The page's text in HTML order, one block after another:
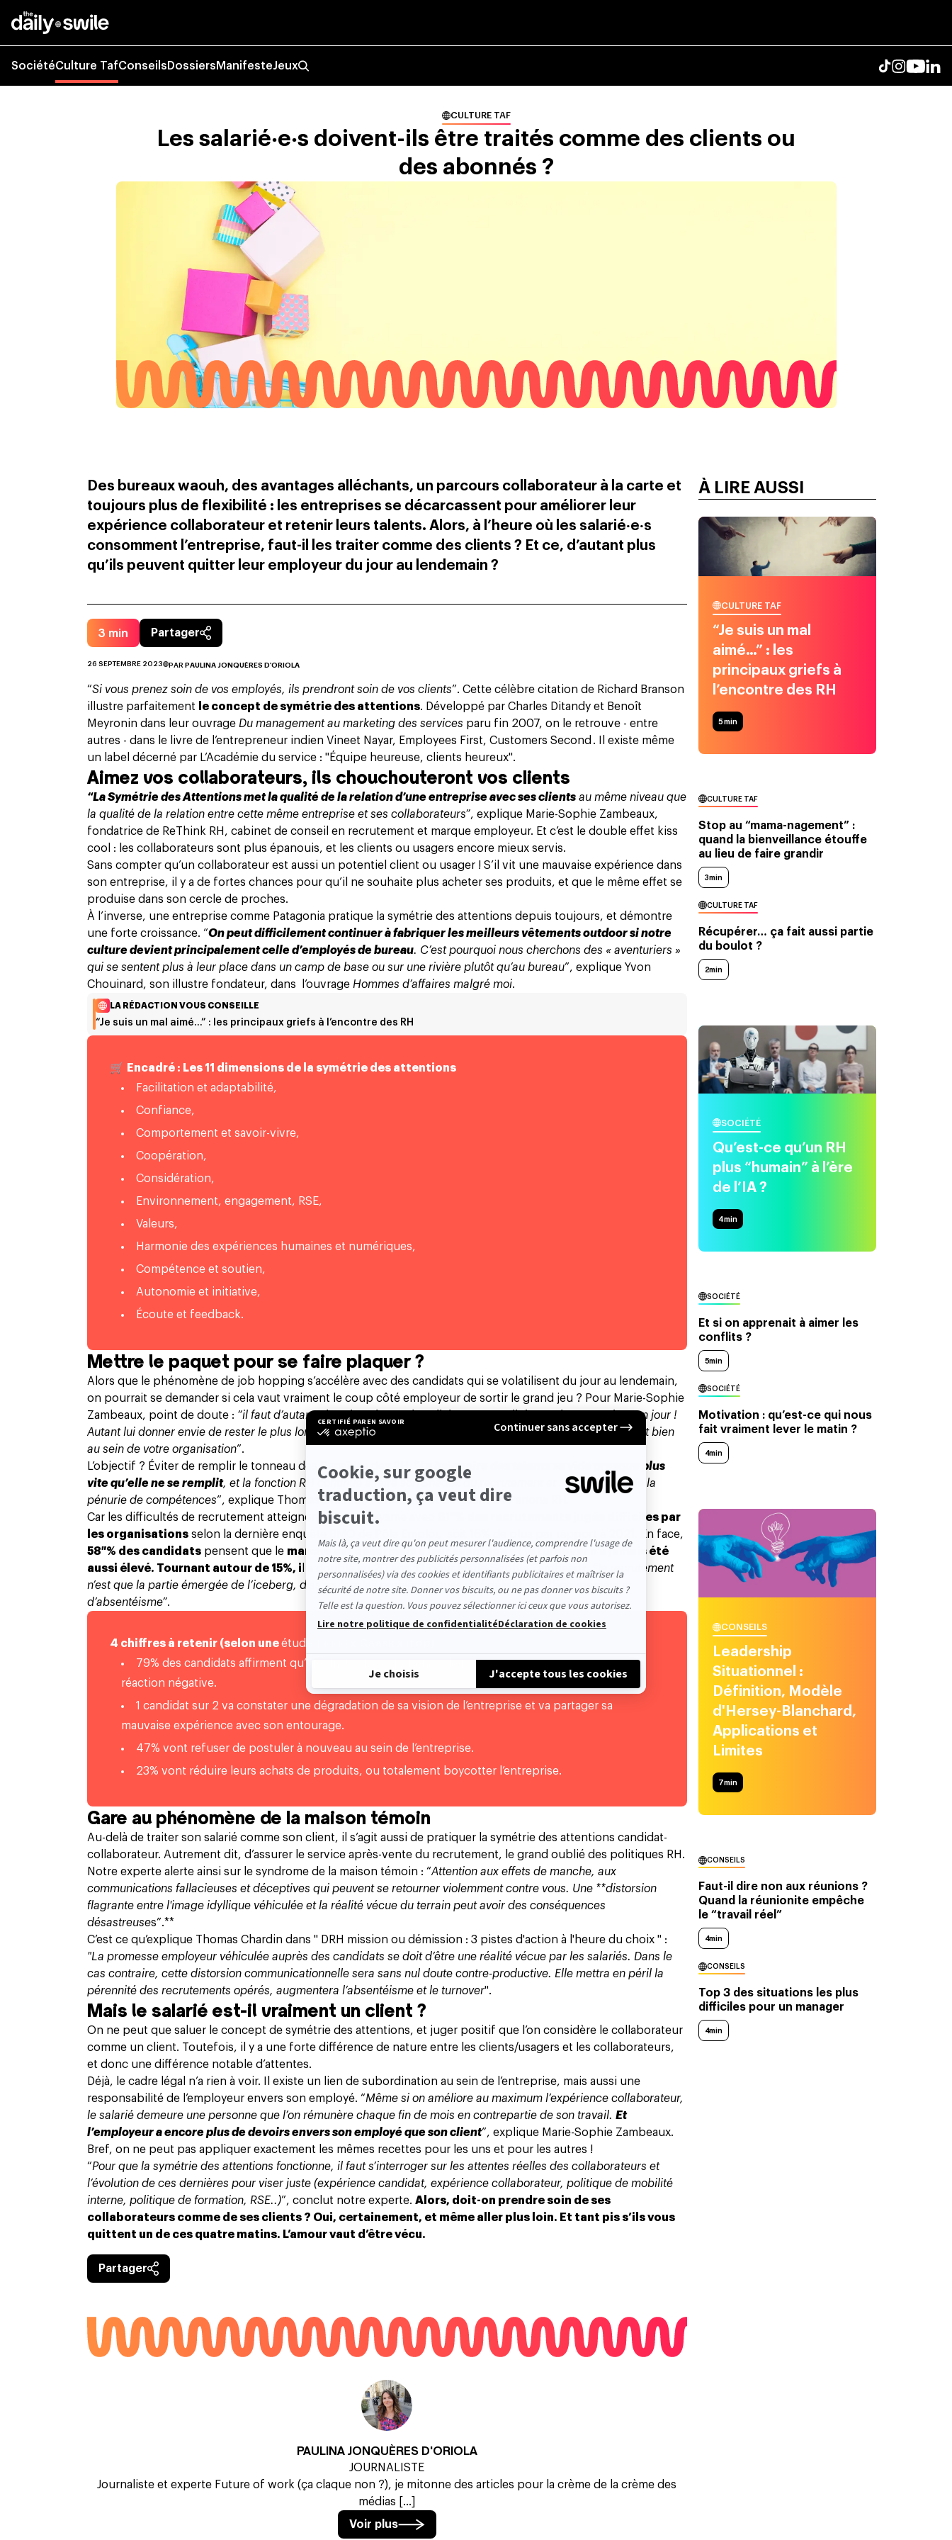
SociétéCulture TafConseils Dossiers ManifesteJeux
CULTURE TAF
Les salarié‧e‧s doivent-ils être traités comme des clients ou
des abonnés ?
Des bureaux waouh, des avantages alléchants, un parcours collaborateur à la carte et
toujours plus de flexibilité : les entreprises se décarcassent pour améliorer leur
expérience collaborateur et retenir leurs talents. Alors, à l’heure où les salarié‧e‧s
consomment l’entreprise, faut-il les traiter comme des clients ? Et ce, d’autant plus
qu’ils peuvent quitter leur employeur du jour au lendemain ?
3 min Partager
26 SEPTEMBRE 2023 PAR PAULINA JONQUÈRES D'ORIOLA
“Si vous prenez soin de vos employés, ils prendront soin de vos clients”. Cette célèbre citation de Richard Branson
illustre parfaitement
le concept de symétrie des attentions. Développé par Charles Ditandy et Benoît
Meyronin dans leur ouvrage Du management au marketing des services paru fin 2007, on le retrouve - entre
autres - dans le livre de l’entrepreneur indien Vineet Nayar, Employees First, Customers Second . Il existe même
un label décerné par L’Académie du service : "Équipe heureuse, clients heureux".
Aimez vos collaborateurs, ils chouchouteront vos clients
“La Symétrie des Attentions met la qualité de la relation d’une entreprise avec ses clients au même niveau que
la qualité de la relation entre cette même entreprise et ses collaborateurs”, explique Marie-Sophie Zambeaux,
fondatrice de ReThink RH, cabinet de conseil en recrutement et marque employeur. Et c’est le double effet kiss
cool : les collaborateurs sont plus épanouis, et les clients ou usagers encore mieux servis.
Sans compter qu’un collaborateur est aussi un potentiel client ou usager ! S’il vit une mauvaise expérience dans
son entreprise, il y a de fortes chances pour qu’il ne souhaite plus acheter ses produits, et que le même effet se
produise dans son cercle de proches.
À l’inverse, une entreprise comme Patagonia pratique la symétrie des attentions depuis toujours, et démontre
une forte croissance. “On peut difficilement continuer à fabriquer les meilleurs vêtements outdoor si notre
culture devient principalement celle d’employés de bureau. C’est pourquoi nous cherchons des « aventuriers »
qui se sentent plus à leur place dans un camp de base ou sur une rivière plutôt qu’au bureau”, explique Yvon
Chouinard, son illustre fondateur, dans l’ouvrage Hommes d’affaires malgré moi.
LA RÉDACTION VOUS CONSEILLE
“Je suis un mal aimé…” : les principaux griefs à l’encontre des RH
🛒
Encadré : Les 11 dimensions de la symétrie des attentions
Facilitation et adaptabilité,
Confiance,
Comportement et savoir-vivre,
Coopération,
Considération,
Environnement, engagement, RSE,
Valeurs,
Harmonie des expériences humaines et numériques,
Compétence et soutien,
Autonomie et initiative,
Écoute et feedback.
Mettre le paquet pour se faire plaquer ?
Alors que le phénomène de job hopping s’accélère avec des candidats qui se volatilisent du jour au lendemain,
on pourrait se demander si cela vaut vraiment le coup côté employeur de sortir le grand jeu ? Pour Marie-Sophie
Zambeaux, point de doute : “il faut d’autant plus chouchouter le collaborateur qu’il risque de vous quitter un jour !
Autant lui donner envie de rester le plus longtemps possible et de coopter d’autres talents parce qu’il se sent bien
au sein de votre organisation”.
L’objectif ? Éviter de remplir le tonneau des Danaïdes des RH. “
La baignoire des talents se vide presque plus
vite qu’elle ne se remplit, et la fonction RH continue à faire son Shadok du recrutement et son Caliméro de la
pénurie de compétences”, explique Thomas Chardin, Fondateur et dirigeant de Parlons RH.
Car les difficultés de recrutement atteignent leur paroxysme avec
61 % des recrutements jugés difficiles par
les organisations selon la dernière enquête BMO de Pôle Emploi, soit 16% de plus par rapport à 2021. En face,
58 % des candidats pensent que le marché est désormais à leur avantage et le turnover n’a jamais été
aussi élevé. Tournant autour de 15%, i l a doublé en 20 ans. Et pour Marie-Sophie Zambeaux, “
le recrutement
n’est que la partie émergée de l’iceberg, dissimulant les problématiques de fidélisation, d’engagement et
d’absentéisme”.
4 chiffres à retenir (selon uneétude Yaggo
79% des candidats affirment qu’une mauvaise expérience de recrutement génère chez eux une
réaction négative.
1 candidat sur 2 va constater une dégradation de sa vision de l’entreprise et va partager sa
mauvaise expérience avec son entourage.
47% vont refuser de postuler à nouveau au sein de l’entreprise.
23% vont réduire leurs achats de produits, ou totalement boycotter l’entreprise.
Gare au phénomène de la maison témoin
Au-delà de traiter son salarié comme son client, il s’agit aussi de pratiquer la symétrie des attentions candidat-
collaborateur. Autrement dit, d’assurer le service après-vente du recrutement, le grand oublié des politiques RH.
Notre experte alerte ainsi sur le syndrome de la maison témoin : “Attention aux effets de manche, aux
communications fallacieuses et déceptives qui peuvent se retourner violemment contre vous. Une **distorsion
flagrante entre l'image idyllique véhiculée et la réalité vécue du terrain peut avoir des conséquences
désastreuses”.**
C’est ce qu’explique Thomas Chardin dans " DRH mission ou démission : 3 pistes d'action à l'heure du choix " :
"La promesse employeur véhiculée auprès des candidats se doit d’être une réalité vécue par les salariés. Dans le
cas contraire, cette distorsion communicationnelle sera sans nul doute contre-productive. Elle mettra en péril la
pérennité des recrutements opérés, augmentera l’absentéisme et le turnover".
Mais le salarié est-il vraiment un client ?
On ne peut que saluer le concept de symétrie des attentions, et juger positif que l’on considère le collaborateur
comme un client. Toutefois, il y a une forte différence de nature entre les clients/usagers et les collaborateurs,
et donc une différence notable d’attentes.
Déjà, le cadre légal n’a rien à voir. Il existe un lien de subordination au sein de l’entreprise, mais aussi une
responsabilité de l’employeur envers son employé. “Même si on améliore au maximum l’expérience collaborateur,
le salarié demeure une personne que l’on rémunère chaque fin de mois en contrepartie de son travail. Et
l’employeur a encore plus de devoirs envers son employé que son client”, explique Marie-Sophie Zambeaux.
Bref, on ne peut pas appliquer exactement les mêmes recettes pour les uns et pour les autres !
“Pour que la symétrie des attentions fonctionne, il faut s’interroger sur les attentes réelles des collaborateurs et
l’évolution de ces dernières pour viser juste (expérience candidat, expérience collaborateur, politique de mobilité
interne, politique de formation, RSE..)”, conclut notre experte. Alors, doit-on prendre soin de ses
collaborateurs comme de ses clients ? Oui, certainement, et même aller plus loin. Et tant pis s’ils vous
quittent un de ces quatre matins. L’amour vaut d’être vécu.
Partager
PAULINA JONQUÈRES D'ORIOLA
JOURNALISTE
Journaliste et experte Future of work (ça claque non ?), je mitonne des articles pour la crème de la crème des
médias [...]
Voir plus
À LIRE AUSSI
CULTURE TAF
“Je suis un mal
aimé…” : les
principaux griefs à
l’encontre des RH
5min
CULTURE TAF
Stop au “mama-nagement” :
quand la bienveillance étouffe
au lieu de faire grandir
3min
CULTURE TAF
Récupérer… ça fait aussi partie
du boulot ?
2min
SOCIÉTÉ
Qu’est-ce qu’un RH
plus “humain” à l’ère
de l’IA ?
4min
SOCIÉTÉ
Et si on apprenait à aimer les
conflits ?
5min
SOCIÉTÉ
Motivation : qu’est-ce qui nous
fait vraiment lever le matin ?
4min
CONSEILS
Leadership
Situationnel :
Définition, Modèle
d'Hersey-Blanchard,
Applications et
Limites
7min
CONSEILS
Faut-il dire non aux réunions ?
Quand la réunionite empêche
le “travail réel”
4min
CONSEILS
Top 3 des situations les plus
difficiles pour un manager
4min